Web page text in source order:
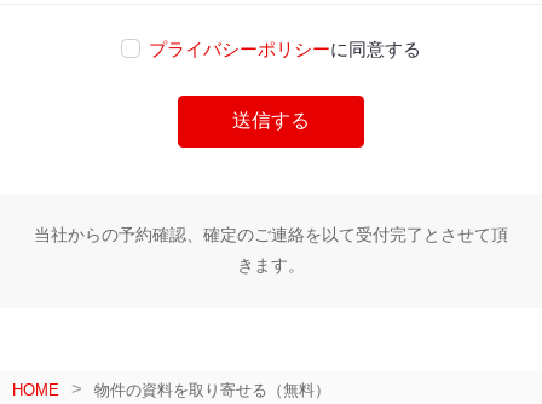
プライバシーポリシーに同意する
当社からの予約確認、確定のご連絡を以て受付完了とさせて頂
きます。
HOME 物件の資料を取り寄せる（無料）